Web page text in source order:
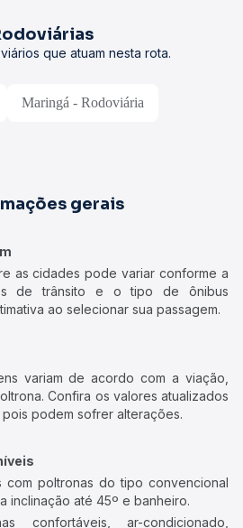
que atuam nesta rota.
Maringá - Rodoviária
gerais
as cidades pode variar conforme a
de trânsito e o tipo de ônibus
ao selecionar sua passagem.
variam de acordo com a viação,
Confira os valores atualizados
podem sofrer alterações.
com poltronas do tipo convencional
inclinação até 45º e banheiro.
confortáveis, ar-condicionado,